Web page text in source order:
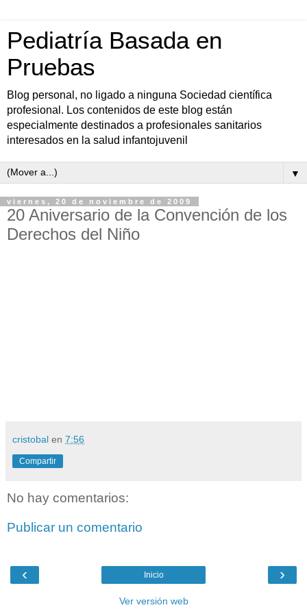
Pediatría Basada en
Pruebas
Blog personal, no ligado a ninguna Sociedad científica
profesional. Los contenidos de este blog están
especialmente destinados a profesionales sanitarios
interesados en la salud infantojuvenil
▼
viernes, 20 de noviembre de 2009
20 Aniversario de la Convención de los
Derechos del Niño
cristobal en 7:56
Compartir
No hay comentarios:
Publicar un comentario
‹ ›
Inicio
Ver versión web